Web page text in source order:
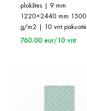
plokštės | 9 mm
1220×2440 mm 1500
g/m2 | 10 vnt pakuotė
760.00 eur/10 vnt